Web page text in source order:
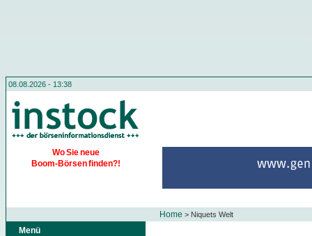
08.08.2026 - 13:38
Wo Sie neue
Boom-Börsen finden?!
Home > Niquets Welt
Menü